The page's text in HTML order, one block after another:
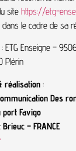
site https://etg-
le cadre de sa
: ETG Enseigne –
Plérin
réalisation :
Des
Favigo
– FRANCE